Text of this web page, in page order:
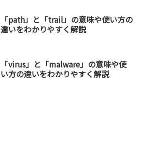
「path」と「trail」の意味や使い方の
違いをわかりやすく解説
「virus」と「malware」の意味や使
い方の違いをわかりやすく解説